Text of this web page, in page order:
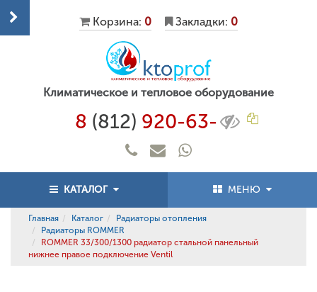
Корзина: 0 Закладки: 0
Климатическое и тепловое оборудование
8 (812) 920-63-
КАТАЛОГ МЕНЮ
Главная Каталог
Радиаторы отопления
Радиаторы ROMMER
ROMMER 33/300/1300 радиатор стальной панельный
нижнее правое подключение Ventil